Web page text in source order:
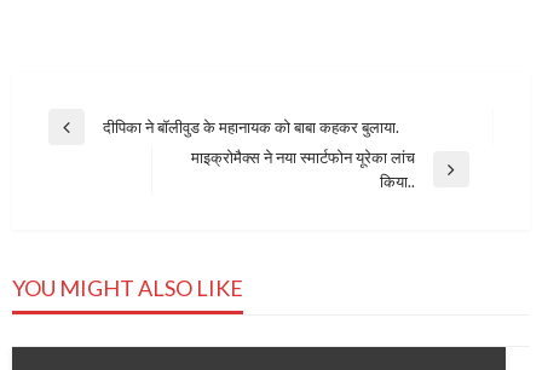
Post
Previous
दीपिका ने बॉलीवुड के महानायक को बाबा कहकर बुलाया.
माइक्रोमैक्स ने नया स्मार्टफोन यूरेका लांच
किया..
YOU MIGHT ALSO LIKE